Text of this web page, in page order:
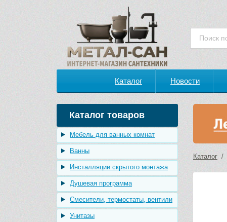
Каталог Новости
Каталог товаров
Мебель для ванных комнат
Ванны
Инсталляции скрытого монтажа
Душевая программа
Смесители, термостаты, вентили
Унитазы
Каталог /